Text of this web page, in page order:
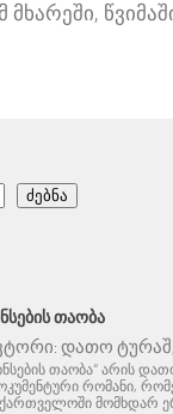
მხარეში,
ძებნა
ᲗᲐᲝᲑᲐ
დათო
თაობა“ არის
რომანი,
მომხდარ